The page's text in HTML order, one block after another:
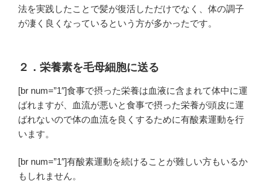
法を実践したことで髪が復活しただけでなく、体の調子
が凄く良くなっているという方が多かったです。
２．栄養素を毛母細胞に送る
[br num=”1″]食事で摂った栄養は血液に含まれて体中に運
ばれますが、血流が悪いと食事で摂った栄養が頭皮に運
ばれないので体の血流を良くするために有酸素運動を行
います。
[br num=”1″]有酸素運動を続けることが難しい方もいるか
もしれません。